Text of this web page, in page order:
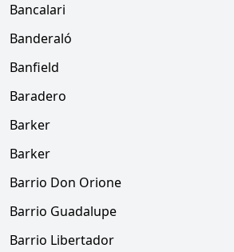
Bancalari
Banderaló
Banfield
Baradero
Barker
Barker
Barrio Don Orione
Barrio Guadalupe
Barrio Libertador